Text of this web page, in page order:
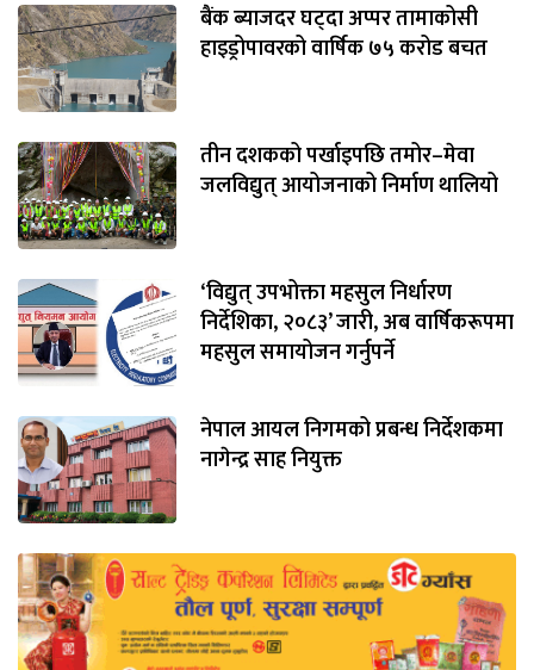
बैंक ब्याजदर घट्दा अप्पर तामाकोसी
हाइड्रोपावरको वार्षिक ७५ करोड बचत
तीन दशकको पर्खाइपछि तमोर–मेवा
जलविद्युत् आयोजनाको निर्माण थालियो
‘विद्युत् उपभोक्ता महसुल निर्धारण
निर्देशिका, २०८३’ जारी, अब वार्षिकरूपमा
महसुल समायोजन गर्नुपर्ने
नेपाल आयल निगमको प्रबन्ध निर्देशकमा
नागेन्द्र साह नियुक्त